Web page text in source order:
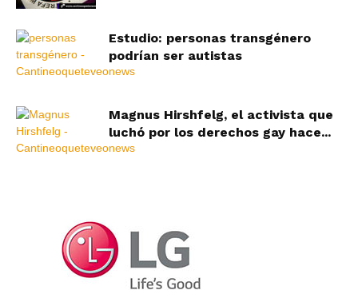
Estudio: personas transgénero
podrían ser autistas
Magnus Hirshfelg, el activista que
luchó por los derechos gay hace...